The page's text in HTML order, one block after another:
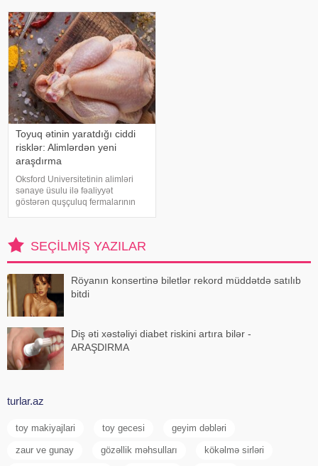
Nazirliyinin Milli Kliniki
Endokrinologiy
Toyuq ətinin yaratdığı ciddi
risklər: Alimlərdən yeni
araşdırma
Oksford Universitetinin alimləri
sənaye üsulu ilə fəaliyyət
göstərən quşçuluq fermalarının
biləcəyini bildiriblər. xəbər verir ki,
araşdırma zamanı son 45 i
SEÇILMIŞ YAZILAR
Röyanın konsertinə biletlər rekord müddətdə satılıb
bitdi
Diş əti xəstəliyi diabet riskini artıra bilər -
ARAŞDIRMA
turlar.az
toy makiyajlari toy gecesi geyim dəbləri
zaur ve gunay gözəllik məhsulları kökəlmə sirləri